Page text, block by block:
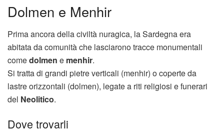
Dolmen e Menhir
Prima ancora della civiltà nuragica, la Sardegna era
abitata da comunità che lasciarono tracce monumentali
comedolmen e menhir.
Si tratta di grandi pietre verticali (menhir) o coperte da
lastre orizzontali (dolmen), legate a riti religiosi e funerari
del Neolitico.
Dove trovarli